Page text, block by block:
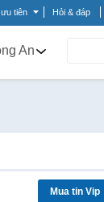
tiên Hỏi & đáp
An
Mua tin Vip